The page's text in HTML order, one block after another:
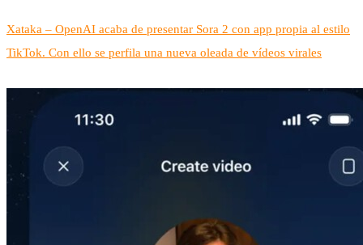
Xataka – OpenAI acaba de presentar Sora 2 con app propia al estilo
TikTok. Con ello se perfila una nueva oleada de vídeos virales